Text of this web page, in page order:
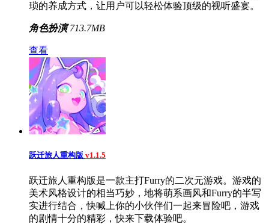
琐的养成方式，让用户可以轻松体验顶级的视听盛宴。
角色扮演 713.7MB
查看
跃迁旅人重构版 v1.1.5
跃迁旅人重构版是一款主打Furry的二次元游戏。游戏的
美术风格设计的相当巧妙，地将萌系画风和Furry的半写
实进行结合，快喊上你的小伙伴们一起来冒险吧，游戏
的剧情十分的精彩，快来下载体验吧。